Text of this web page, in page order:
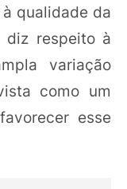
qualidade da
diz respeito à
variação
como um
esse